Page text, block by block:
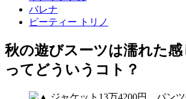
バレナ
ピーティー トリノ
秋の遊びスーツは濡れた
ってどういうコト？